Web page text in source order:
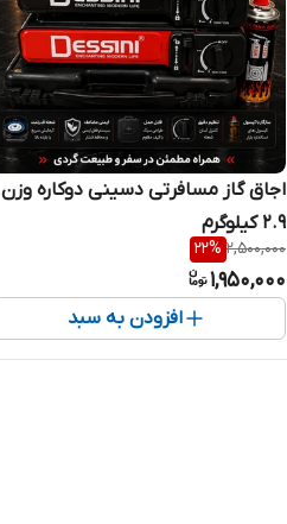
اجاق گاز مسافرتی دسینی دوکاره وزن
۲.۹ کیلوگرم
2,500,000
22%
1,950,000
افزودن به سبد